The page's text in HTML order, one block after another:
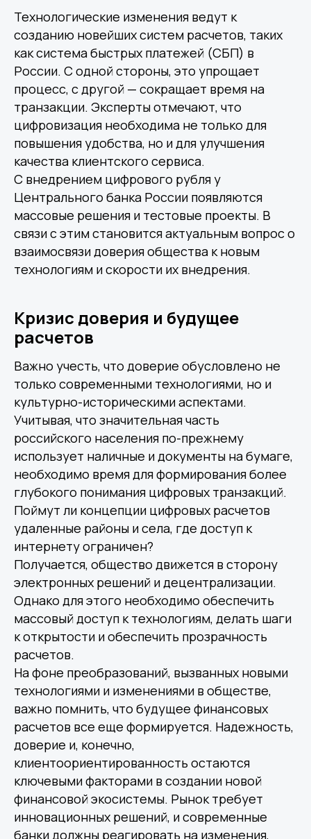
Технологические изменения ведут к
созданию новейших систем расчетов, таких
как система быстрых платежей (СБП) в
России. С одной стороны, это упрощает
процесс, с другой — сокращает время на
транзакции. Эксперты отмечают, что
цифровизация необходима не только для
повышения удобства, но и для улучшения
качества клиентского сервиса.
С внедрением цифрового рубля у
Центрального банка России появляются
массовые решения и тестовые проекты. В
связи с этим становится актуальным вопрос о
взаимосвязи доверия общества к новым
технологиям и скорости их внедрения.
Кризис доверия и будущее
расчетов
Важно учесть, что доверие обусловлено не
только современными технологиями, но и
культурно-историческими аспектами.
Учитывая, что значительная часть
российского населения по-прежнему
использует наличные и документы на бумаге,
необходимо время для формирования более
глубокого понимания цифровых транзакций.
Поймут ли концепции цифровых расчетов
удаленные районы и села, где доступ к
интернету ограничен?
Получается, общество движется в сторону
электронных решений и децентрализации.
Однако для этого необходимо обеспечить
массовый доступ к технологиям, делать шаги
к открытости и обеспечить прозрачность
расчетов.
На фоне преобразований, вызванных новыми
технологиями и изменениями в обществе,
важно помнить, что будущее финансовых
расчетов все еще формируется. Надежность,
доверие и, конечно,
клиентоориентированность остаются
ключевыми факторами в создании новой
финансовой экосистемы. Рынок требует
инновационных решений, и современные
банки должны реагировать на изменения,